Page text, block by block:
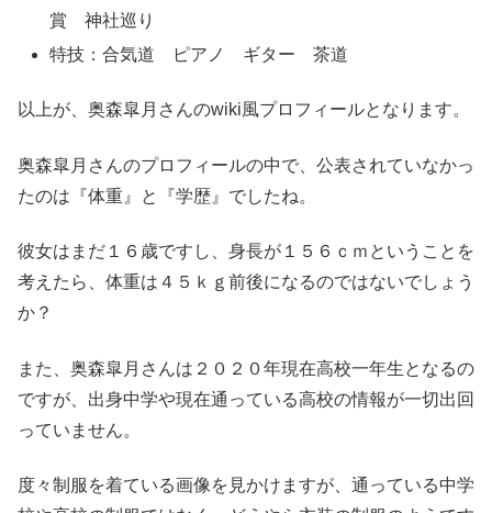
賞 神社巡り
特技：合気道 ピアノ ギター 茶道
以上が、奥森皐月さんのwiki風プロフィールとなります。
奥森皐月さんのプロフィールの中で、公表されていなかっ
たのは『体重』と『学歴』でしたね。
彼女はまだ１６歳ですし、身長が１５６ｃｍということを
考えたら、体重は４５ｋｇ前後になるのではないでしょう
か？
また、奥森皐月さんは２０２０年現在高校一年生となるの
ですが、出身中学や現在通っている高校の情報が一切出回
っていません。
度々制服を着ている画像を見かけますが、通っている中学